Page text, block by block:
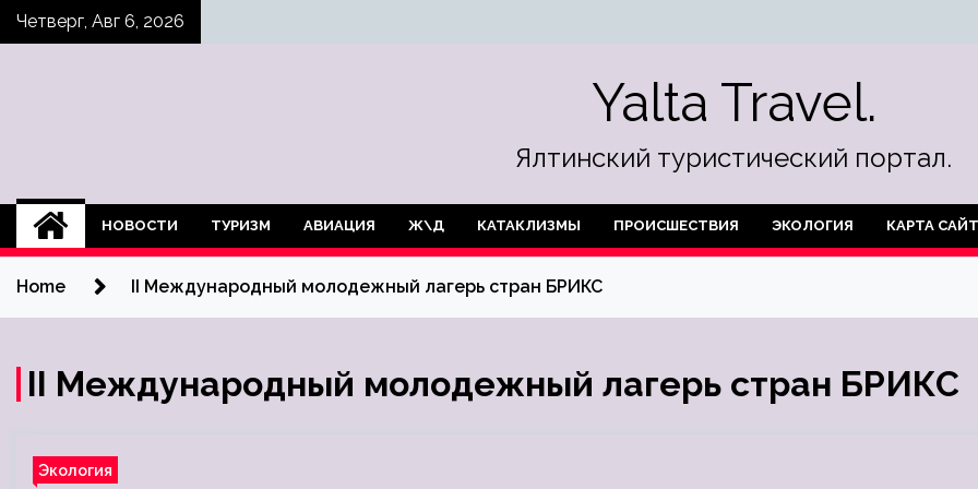
SkipЧетверг, Авг 6, 2026
Yalta Travel.
Ялтинский туристический портал.
НОВОСТИ ТУРИЗМ АВИАЦИЯ Ж\Д КАТАКЛИЗМЫ ПРОИСШЕСТВИЯ ЭКОЛОГИЯ КАРТА
Home II Международный молодежный лагерь стран БРИКС
II Международный молодежный лагерь стран БРИКС
Экология